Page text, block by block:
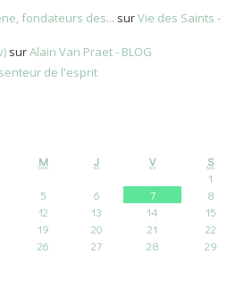
fondateurs des... surVie des Saints -
surAlain Van Praet - BLOG
de l'esprit
M J V
S
1
5 6 7
8
12 13 14
15
19 20 21
22
26 27 28
29